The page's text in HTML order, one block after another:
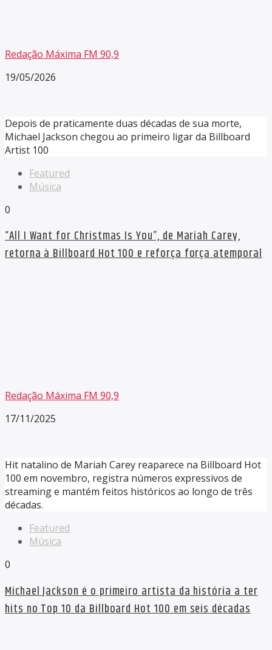
Redação Máxima FM 90,9
19/05/2026
Depois de praticamente duas décadas de sua morte,
Michael Jackson chegou ao primeiro ligar da Billboard
Artist 100
Featured
Música
0
“All I Want for Christmas Is You”, de Mariah Carey,
retorna à Billboard Hot 100 e reforça força atemporal
Redação Máxima FM 90,9
17/11/2025
Hit natalino de Mariah Carey reaparece na Billboard Hot
100 em novembro, registra números expressivos de
streaming e mantém feitos históricos ao longo de três
décadas.
Featured
Música
0
Michael Jackson é o primeiro artista da história a ter
hits no Top 10 da Billboard Hot 100 em seis décadas